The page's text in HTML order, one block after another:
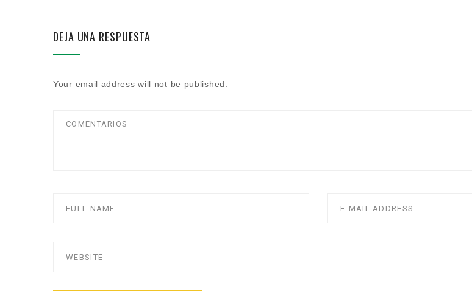
DEJA UNA RESPUESTA
Your email address will not be published.